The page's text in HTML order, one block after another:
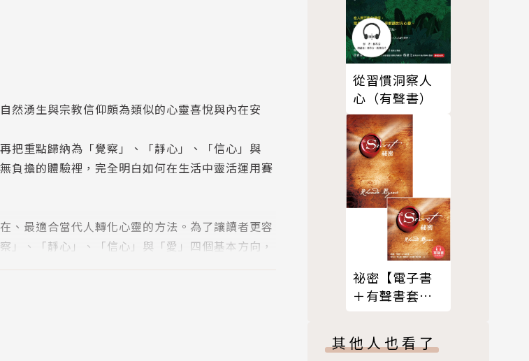
然湧生與宗教信仰頗為類似的心靈喜悅與內在安
把重點歸納為「覺察」、「靜心」、「信心」與
負擔的體驗裡，完全明白如何在生活中靈活運用賽
、最適合當代人轉化心靈的方法。為了讓讀者更容
」、「靜心」、「信心」與「愛」四個基本方向，
大家都能開啟賽斯的「修為之門」，得到內在的喜
出幸福健康的每一天！音檔即是王醫師親自講解
從習慣洞察人
心（有聲書）
祕密【電子書
＋有聲書套
其他人也看了